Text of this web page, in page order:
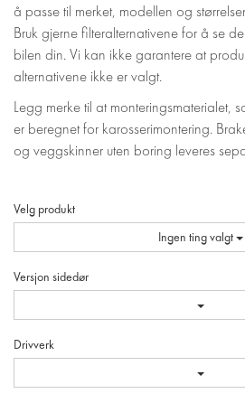
å passe til merket, modellen og
Bruk gjerne filteralternativene for å se
bilen din. Vi kan ikke garantere at
alternativene ikke er valgt.
Legg merke til at monteringsmaterialet,
er beregnet for karosserimontering.
og veggskinner uten boring leveres
Velg produkt
Ingen ting valgt
Versjon sidedør
Drivverk